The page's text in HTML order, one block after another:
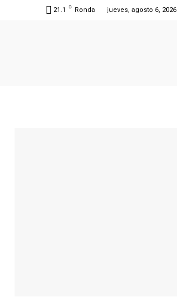
21.1 C Ronda jueves, agosto 6, 2026